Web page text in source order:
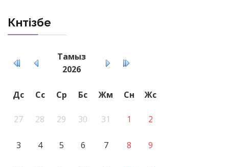
Күнтізбе
Тамыз
2026
Дс Сс Ср Бс Жм Сн Жс
27 28 29 30 31 1 2
3 4 5 6 7 8 9